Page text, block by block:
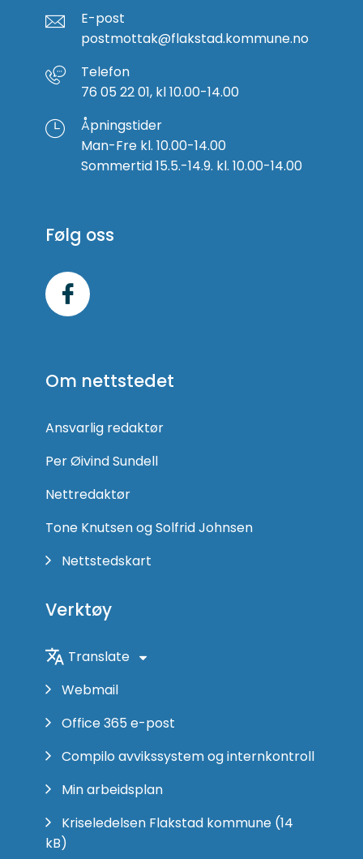
E-post
postmottak@flakstad.kommune.no
Telefon
76 05 22 01, kl 10.00-14.00
Åpningstider
Man-Fre kl. 10.00-14.00
Sommertid 15.5.-14.9. kl. 10.00-14.00
Følg oss
Facebook
Om nettstedet
Ansvarlig redaktør
Per Øivind Sundell
Nettredaktør
Tone Knutsen og Solfrid Johnsen
Nettstedskart
Verktøy
Translate
Webmail
Office 365 e-post
Compilo avvikssystem og internkontroll
Min arbeidsplan
Kriseledelsen Flakstad kommune (14
kB)